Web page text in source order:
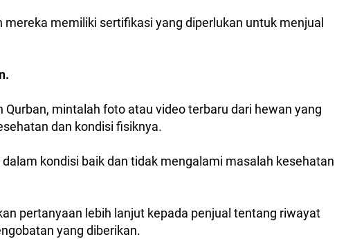
mereka memiliki sertifikasi yang diperlukan untuk menjual
mintalah foto atau video terbaru dari hewan yang
dan kondisi fisiknya.
kondisi baik dan tidak mengalami masalah kesehatan
pertanyaan lebih lanjut kepada penjual tentang riwayat
yang diberikan.